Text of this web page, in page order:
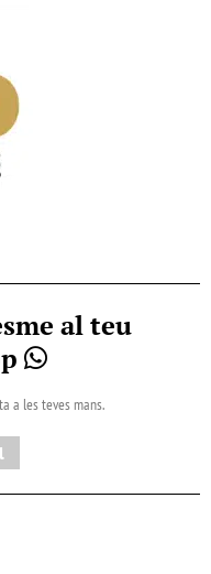
al teu
a les teves mans.